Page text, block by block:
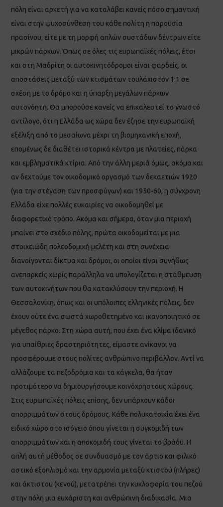
πόλη είναι αρκετή για να καταλάβει κανείς πόσο σημαντική
είναι στην ψυχοσύνθεση του κάθε πολίτη η παρουσία
πρασίνου, είτε με τη μορφή απλών συστάδων δέντρων είτε
μικρών πάρκων. Όπως σε όλες τις ευρωπαϊκές πόλεις, έτσι
και στη Μαδρίτη οι αυτοκινητόδρομοι είναι φαρδείς, οι
αποστάσεις μεταξύ των κτισμάτων τουλάχιστον 1:1 σε
σχέση με το δρόμο και η ύπαρξη μεγάλων πάρκων
αυτονόητη. Θα μπορούσε κανείς να επικαλεστεί το γνωστό
αντίλογο, ότι η Ελλάδα ως χώρα δεν έζησε την ευρωπαϊκή
εξέλιξη από το μεσαίωνα μέχρι τη βιομηχανική εποχή,
επομένως δε διαθέτει ιστορικά κέντρα με πλατείες, πάρκα
και εμβληματικά κτίρια. Από την άλλη μεριά όμως, ακόμα και
αν δεχτούμε τον οικοδομικό οργασμό των δεκαετιών 1920
(για την στέγαση των προσφύγων) και 1950-60, η σύγχρονη
Ελλάδα είχε πολλές ευκαιρίες να οικοδομηθεί με
διαφορετικό τρόπο. Ακόμα και σήμερα, όταν μια περιοχή
μπαίνει στο σχέδιο πόλης, πρώτα οικοδομείται με μια
στοιχειώδη πολεοδομική μελέτη και στη συνέχεια
διανοίγονται δίκτυα και δρόμοι, οι οποίοι είναι συνήθως
ανεπαρκείς χωρίς παράλληλα να υπολογίζεται η στάθμευση
των αυτοκινήτων που θα κατακλύσουν την περιοχή. Η
Θεσσαλονίκη, όπως και οι υπόλοιπες ελληνικές πόλεις, δεν
έχουν ούτε ένα σωστά χωροθετημένο και ικανοποιητικό σε
μέγεθος πάρκο. Στη χώρα αυτή, που έχει ένα κλίμα ιδανικό
για υπαίθριες δραστηριότητες, είμαστε ανίκανοι να
προσφέρουμε στους πολίτες ανθρώπινο περιβάλλον. Αντί να
αλλάζουμε τα πεζοδρόμια και τα κάγκελα, θα ήταν
προτιμότερο να δημιουργήσουμε κοινόχρηστους χώρους.
Στις ευρωπαϊκές πόλεις επίσης, δεν υπάρχουν κάδοι
απορριμμάτων στους δρόμους. Κάθε πολυκατοικία έχει ένα
ειδικό χώρο στο ισόγειο όπου γίνεται η συγκομιδή των
απορριμμάτων και η αποκομιδή τους γίνεται το βράδυ. Η
απλή αυτή μέθοδος σε συνδυασμό με τον άρτιο και φιλικό
αστικό εξοπλισμό και την αρμονία μεταξύ κτιστού (πλήρες)
και άκτιστου (κενού), μετατρέπει την κυκλοφορία του πεζού
στην πόλη μια ευχάριστη και ανθρώπινη διαδικασία. Μια